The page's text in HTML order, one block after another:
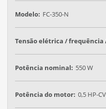
Modelo: FC-350-N
Tensão elétrica / frequência
Potência nominal: 550 W
Potência do motor: 0,5 HP-CV